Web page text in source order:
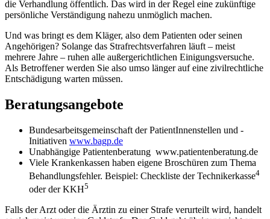
die Verhandlung öffentlich. Das wird in der Regel eine zukünftige
persönliche Verständigung nahezu unmöglich machen.
Und was bringt es dem Kläger, also dem Patienten oder seinen
Angehörigen? Solange das Strafrechtsverfahren läuft – meist
mehrere Jahre – ruhen alle außergerichtlichen Einigungsversuche.
Als Betroffener werden Sie also umso länger auf eine zivilrechtliche
Entschädigung warten müssen.
Beratungsangebote
Bundesarbeitsgemeinschaft der PatientInnen­stellen und -
Initiativen www.bagp.de
Unabhängige Patientenberatung www.patientenberatung.de
Viele Krankenkassen haben eigene Broschüren zum Thema
Behandlungsfehler. Beispiel: Checkliste der Technikerkasse4
oder der KKH5
Falls der Arzt oder die Ärztin zu einer Strafe verurteilt wird, handelt